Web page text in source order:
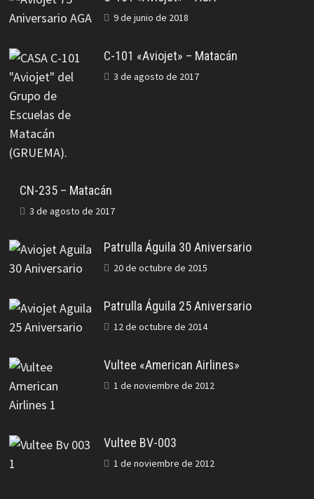
9 de junio de 2018
C-101 «Aviojet» – Matacán
3 de agosto de 2017
CN-235 – Matacán
3 de agosto de 2017
Patrulla Águila 30 Aniversario
20 de octubre de 2015
Patrulla Águila 25 Aniversario
12 de octubre de 2014
Vultee «American Airlines»
1 de noviembre de 2012
Vultee BV-003
1 de noviembre de 2012